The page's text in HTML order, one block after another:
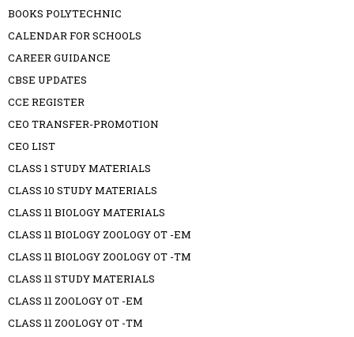
BOOKS POLYTECHNIC
CALENDAR FOR SCHOOLS
CAREER GUIDANCE
CBSE UPDATES
CCE REGISTER
CEO TRANSFER-PROMOTION
CEO LIST
CLASS 1 STUDY MATERIALS
CLASS 10 STUDY MATERIALS
CLASS 11 BIOLOGY MATERIALS
CLASS 11 BIOLOGY ZOOLOGY OT -EM
CLASS 11 BIOLOGY ZOOLOGY OT -TM
CLASS 11 STUDY MATERIALS
CLASS 11 ZOOLOGY OT -EM
CLASS 11 ZOOLOGY OT -TM